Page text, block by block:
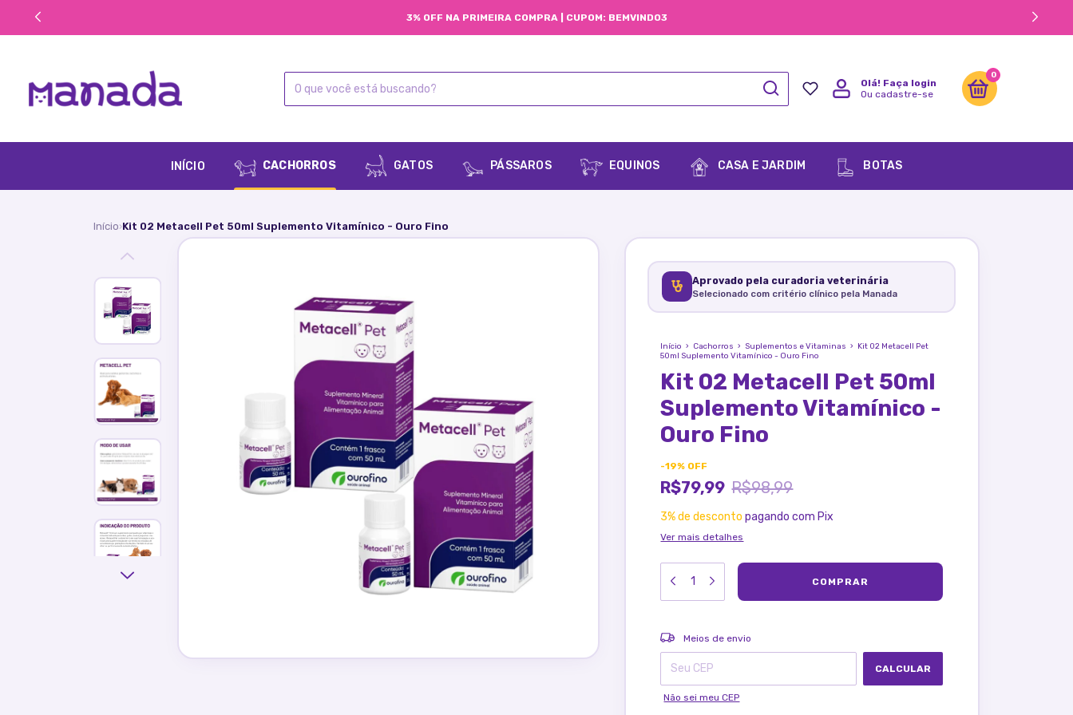
3% OFF NA PRIMEIRA COMPRA | CUPOM: BEMVINDO3
Olá! Faça login
Ou cadastre-se
0
INÍCIO CACHORROS GATOS PÁSSAROS EQUINOS CASA E JARDIM BOTAS
Início›Kit 02 Metacell Pet 50ml Suplemento Vitamínico - Ouro Fino
Aprovado pela curadoria veterinária
Selecionado com critério clínico pela Manada
Início › Cachorros › Suplementos e Vitaminas › Kit 02 Metacell Pet
50ml Suplemento Vitamínico - Ouro Fino
Kit 02 Metacell Pet 50ml
Suplemento Vitamínico -
Ouro Fino
-19% OFF
R$79,99 R$98,99
3% de desconto pagando com Pix
Ver mais detalhes
Entregas para o CEP:
Meios de envio
CALCULAR
Não sei meu CEP